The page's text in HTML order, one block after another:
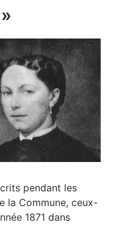
pendant les
la Commune, ceux-
1871 dans